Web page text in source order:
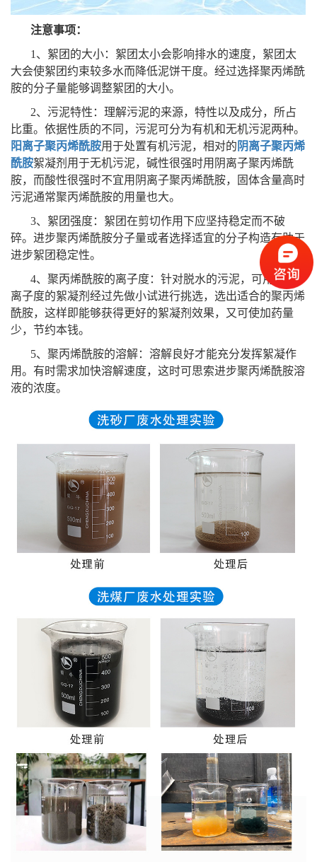
注意事项：
1、絮团的大小：絮团太小会影响排水的速度，絮团太
大会使絮团约束较多水而降低泥饼干度。经过选择聚丙烯酰
胺的分子量能够调整絮团的大小。
2、污泥特性：理解污泥的来源，特性以及成分，所占
比重。依据性质的不同，污泥可分为有机和无机污泥两种。
阳离子聚丙烯酰胺用于处置有机污泥，相对的 阴离子聚丙烯
酰胺絮凝剂用于无机污泥，碱性很强时用阴离子聚丙烯酰
胺，而酸性很强时不宜用阴离子聚丙烯酰胺，固体含量高时
污泥通常聚丙烯酰胺的用量也大。
3、絮团强度：絮团在剪切作用下应坚持稳定而不破
碎。进步聚丙烯酰胺分子量或者选择适宜的分子构造有助于
进步絮团稳定性。
4、聚丙烯酰胺的离子度：针对脱水的污泥，可用不同
离子度的絮凝剂经过先做小试进行挑选，选出适合的聚丙烯
酰胺，这样即能够获得更好的絮凝剂效果，又可使加药量
少，节约本钱。
5、聚丙烯酰胺的溶解：溶解良好才能充分发挥絮凝作
用。有时需求加快溶解速度，这时可思索进步聚丙烯酰胺溶
液的浓度。